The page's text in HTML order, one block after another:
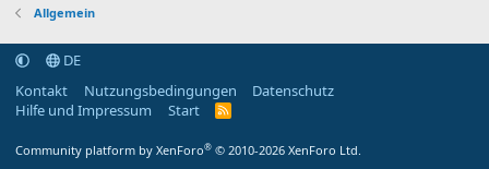
Allgemein
DE
Kontakt
Nutzungsbedingungen
Datenschutz
Hilfe und Impressum
Start
R
Community platform by XenForo® © 2010-2026 XenForo Ltd.